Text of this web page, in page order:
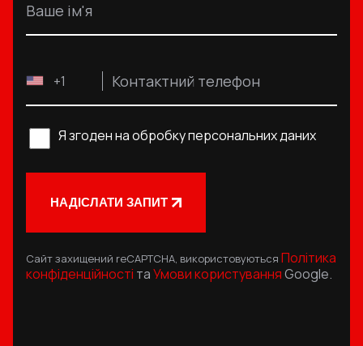
Ваше ім'я
+1 Контактний телефон
Я згоден на обробку персональних даних
НАДІСЛАТИ ЗАПИТ
Сайт захищений reCAPTCHA, використовуються Політика
конфіденційності таУмови користуванняGoogle.